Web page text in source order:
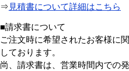
⇒ 見積書について詳細はこちら
■請求書について
ご注文時に希望されたお客様に
しております。
尚、請求書は、営業時間内での